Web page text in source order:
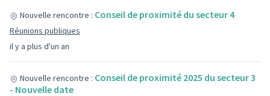
il y a plus d'un an
Nouvelle rencontre : Conseil de proximité du secteur 4
Réunions publiques
Nouvelle rencontre : Conseil de proximité 2025 du secteur 3
- Nouvelle date